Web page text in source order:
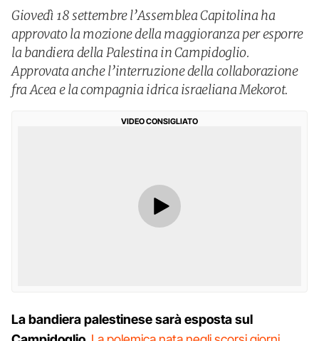
Giovedì 18 settembre l’Assemblea Capitolina ha
approvato la mozione della maggioranza per esporre
la bandiera della Palestina in Campidoglio.
Approvata anche l’interruzione della collaborazione
fra Acea e la compagnia idrica israeliana Mekorot.
VIDEO CONSIGLIATO
La bandiera palestinese sarà esposta sul